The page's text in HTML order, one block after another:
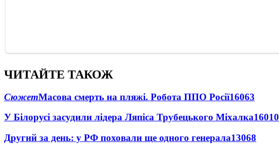
ЧИТАЙТЕ ТАКОЖ
СюжетМасова смерть на пляжі. Робота ППО Росії16063
У Білорусі засудили лідера Ляпіса Трубецького Міхалка16010
Другий за день: у РФ поховали ще одного генерала13068